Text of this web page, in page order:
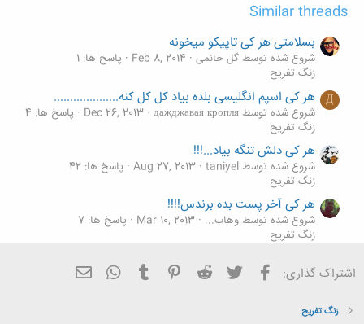
Similar threads
بسلامتی هر کی تاپیکو میخونه
شروع شده توسط گل خانمی Feb 8, 2014
پاسخ ها: 1
زنگ تفريح
Д هر کی اسپم انگلیسی بلده بیاد کل کل کنه....................
شروع شده توسط дажджавая кропля Dec 26, 2013
پاسخ ها: 4
زنگ تفريح
هر کی دلش تنگه بیاد...!!!
شروع شده توسط taniyel Aug 27, 2013 پاسخ ها: 42
زنگ تفريح
هر کی آخر پست بده برندس!!!!
شروع شده توسط وهاب... Mar 10, 2013
پاسخ ها: 7
زنگ تفريح
*** مسابقه آشپزی *** هر کی آشپزی بلده یا بلد نیست بیاد
تو !!!
زنگ تفريح
اشتراک گذاری: فیسبوک تویتر Reddit
Pinterest
Tumblr
WhatsApp
زنگ تفريح